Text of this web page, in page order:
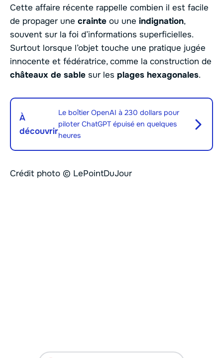
Cette affaire récente rappelle combien il est facile
de propager une crainte ou une indignation,
souvent sur la foi d’informations superficielles.
Surtout lorsque l’objet touche une pratique jugée
innocente et fédératrice, comme la construction de
châteaux de sable sur les plages hexagonales.
À
découvrir
Le boîtier OpenAI à 230 dollars pour
piloter ChatGPT épuisé en quelques
heures
Crédit photo © LePointDuJour